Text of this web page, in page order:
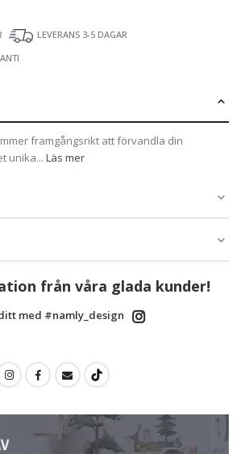
LEVERANS 3-5 DAGAR
framgångsrikt att förvandla din
unika... Läs mer
från våra glada kunder!
med #namly_design